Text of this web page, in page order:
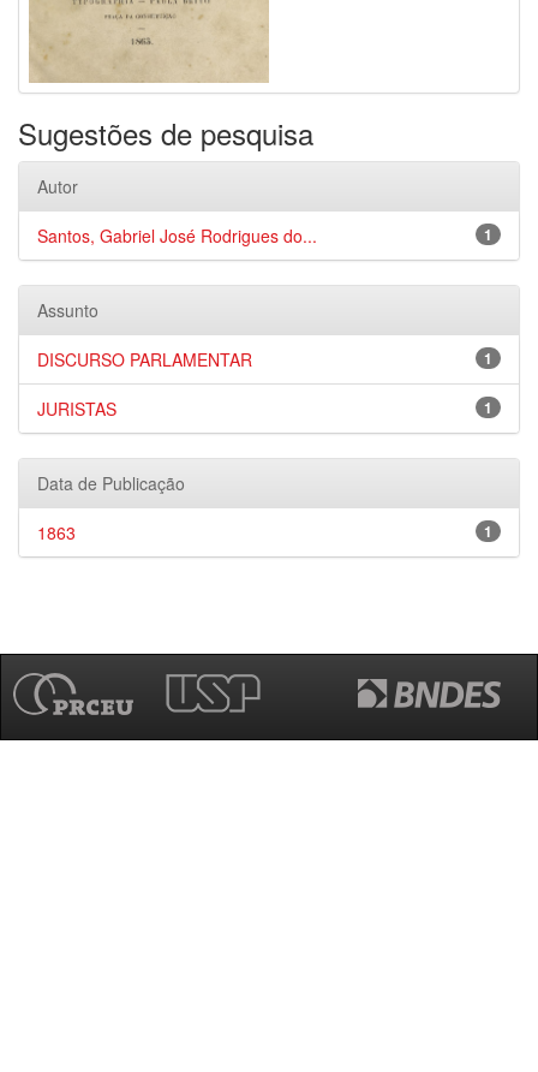
Sugestões de pesquisa
Autor
1
Santos, Gabriel José Rodrigues do...
Assunto
1
DISCURSO PARLAMENTAR
1
JURISTAS
Data de Publicação
1
1863